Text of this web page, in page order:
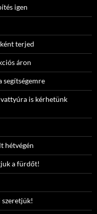
igen
terjed
áron
segítségemre
is kérhetünk
hétvégén
a fürdőt!
szeretjük!